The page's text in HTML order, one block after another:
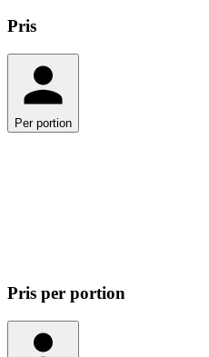
Pris
Per portion
Pris per portion